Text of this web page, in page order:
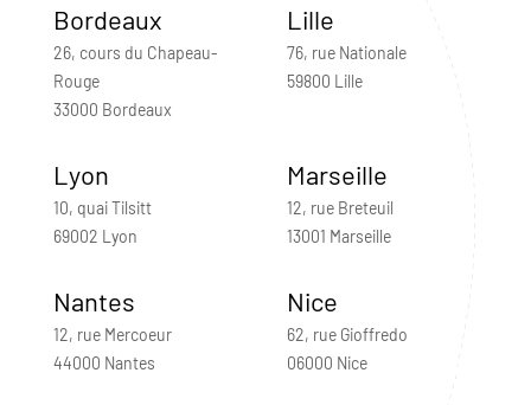
Bordeaux
26, cours du Chapeau-
Rouge
33000 Bordeaux
Lille
76, rue Nationale
59800 Lille
Lyon
10, quai Tilsitt
69002 Lyon
Marseille
12, rue Breteuil
13001 Marseille
Nantes
12, rue Mercoeur
44000 Nantes
Nice
62, rue Gioffredo
06000 Nice